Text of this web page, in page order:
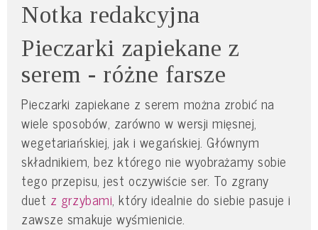
Notka redakcyjna
Pieczarki zapiekane z
serem - różne farsze
Pieczarki zapiekane z serem można zrobić na
wiele sposobów, zarówno w wersji mięsnej,
wegetariańskiej, jak i wegańskiej. Głównym
składnikiem, bez którego nie wyobrażamy sobie
tego przepisu, jest oczywiście ser. To zgrany
duet z grzybami, który idealnie do siebie pasuje i
zawsze smakuje wyśmienicie.